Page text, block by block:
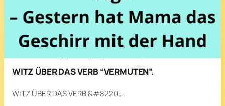
WITZ ÜBER DAS VERB “VERMUTEN”.
WITZ ÜBER DAS VERB &#8220…